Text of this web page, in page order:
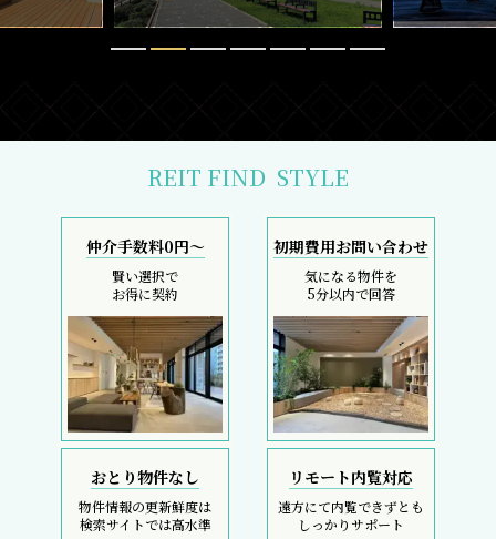
REIT FIND STYLE
仲介手数料0円～
賢い選択で
お得に契約
初期費用お問い合わせ
気になる物件を
5分以内で回答
おとり物件なし
物件情報の更新鮮度は
検索サイトでは高水準
リモート内覧対応
遠方にて内覧できずとも
しっかりサポート